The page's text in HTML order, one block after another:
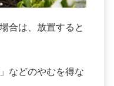
合は、放置すると
などのやむを得な